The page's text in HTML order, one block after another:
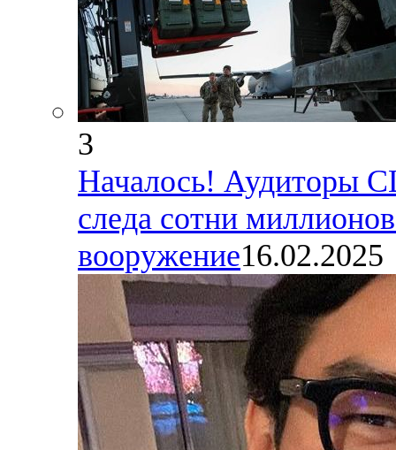
3
Началось! Аудиторы
следа сотни
вооружение16.02.2025